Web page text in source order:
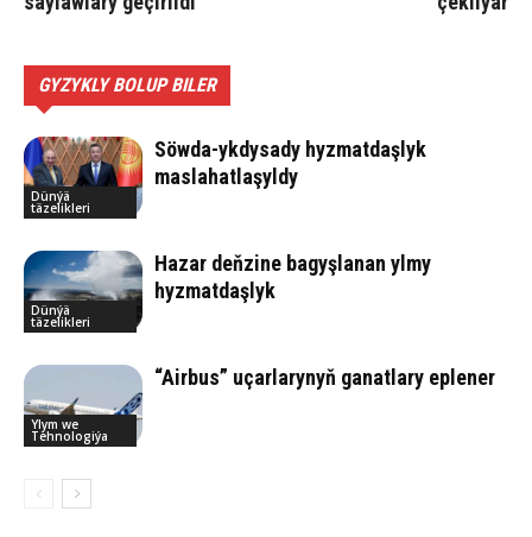
GYZYKLY BOLUP BILER
Dünýä
täzelikleri
Söwda-ykdysady hyzmatdaşlyk
maslahatlaşyldy
Dünýä
täzelikleri
Hazar deňzine bagyşlanan ylmy
hyzmatdaşlyk
Ylym we
Tehnologiýa
“Airbus” uçarlarynyň ganatlary eplener